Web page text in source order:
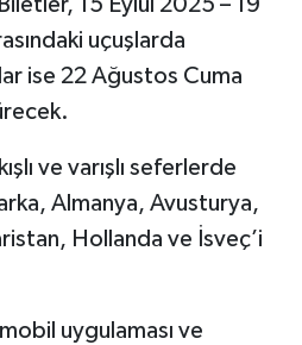
15 Eylül 2025 – 19
uçuşlarda
ise 22 Ağustos Cuma
ve varışlı seferlerde
Almanya, Avusturya,
Hollanda ve İsveç’i
uygulaması ve